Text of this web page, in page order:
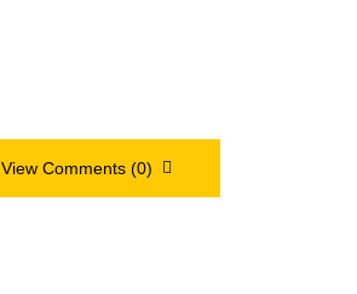
View Comments (0)